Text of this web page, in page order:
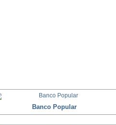
Banco Popular